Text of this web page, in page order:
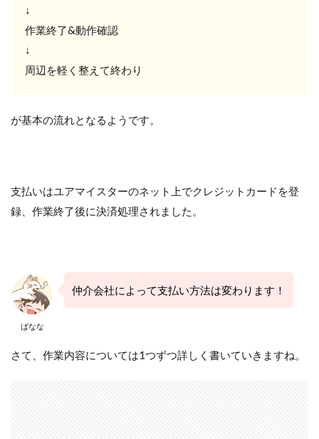
↓
作業終了&動作確認
↓
周辺を軽く整えて終わり
が基本の流れとなるようです。
支払いはユアマイスターのネット上でクレジットカードを登
録、作業終了後に決済処理されました。
ばなな
仲介会社によって支払い方法は変わります！
さて、作業内容については1つずつ詳しく書いていきますね。